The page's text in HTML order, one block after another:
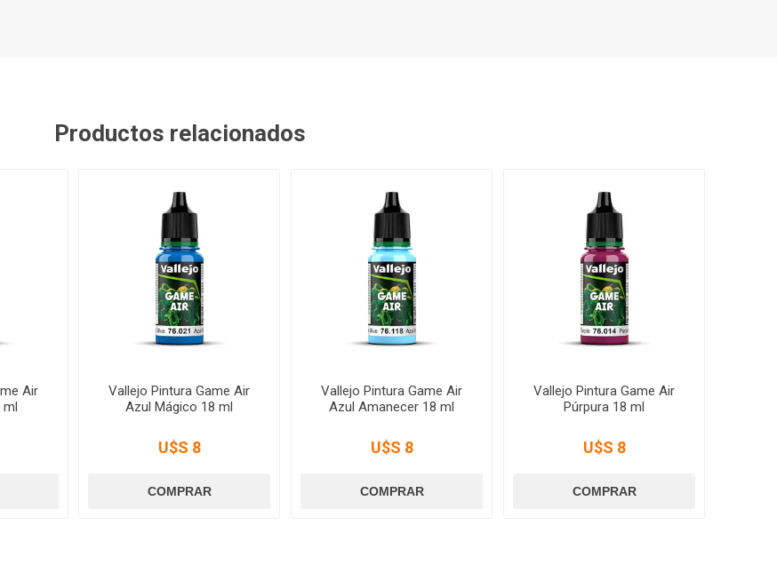
Productos relacionados
Air
ml
Vallejo Pintura Game Air
Azul Mágico 18 ml
U$S 8
Vallejo Pintura Game Air
Azul Amanecer 18 ml
U$S 8
Vallejo Pintura Game Air
Púrpura 18 ml
U$S 8